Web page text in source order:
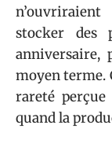
stocker des
anniversaire,
moyen terme.
rareté
quand la